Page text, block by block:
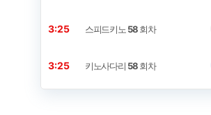
3:25 스피드키노 58회차
3:25 키노사다리 58회차